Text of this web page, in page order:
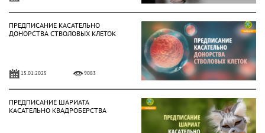
ПРЕДПИСАНИЕ КАСАТЕЛЬНО
ДОНОРСТВА СТВОЛОВЫХ КЛЕТОК
15.01.2025 9083
ПРЕДПИСАНИЕ ШАРИАТА
КАСАТЕЛЬНО КВАДРОБЕРСТВА